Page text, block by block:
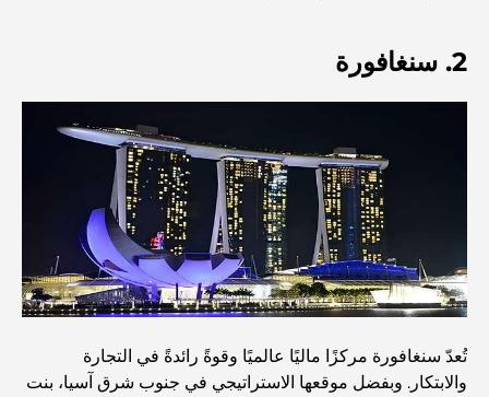
أفضل المطاعم الهندية في دبي: رحلة طهي
اكتشف ممشى نخلة جميرا: جولة بين الفخامة والإطلالات الخلابة
أفضل المناطق للسكن في دبي مع العائلة: اكتشف أفضل
الخيارات
2. سنغافورة
تُعدّ سنغافورة مركزًا ماليًا عالميًا وقوةً رائدةً في التجارة
والابتكار. وبفضل موقعها الاستراتيجي في جنوب شرق آسيا، بنت